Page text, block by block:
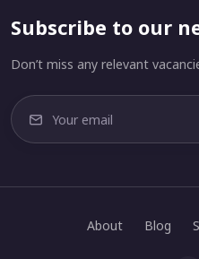
Subscribe to our
Don’t miss any relevant
About Blog